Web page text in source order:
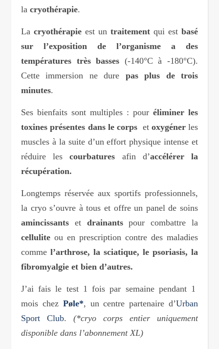
la cryothérapie.
La cryothérapie est un traitement qui est basé
sur l’exposition de l’organisme a des
températures très basses (-140°C à -180°C).
Cette immersion ne dure pas plus de trois
minutes.
Ses bienfaits sont multiples : pour éliminer les
toxines présentes dans le corps et oxygénerles
muscles à la suite d’un effort physique intense et
réduire lescourbatures afin d’accélérer la
récupération.
Longtemps réservée aux sportifs professionnels,
la cryo s’ouvre à tous et offre un panel de soins
amincissants et drainantspour combattre la
cellulite ou en prescription contre des maladies
comme l’arthrose, la sciatique, le psoriasis, la
fibromyalgie et bien d’autres.
J’ai fais le test 1 fois par semaine pendant 1
mois chez Pøle*, un centre partenaire d’Urban
Sport Club. (*cryo corps entier uniquement
disponible dans l’abonnement XL)